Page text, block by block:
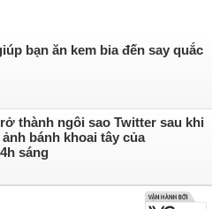
bạn ăn kem bia đến say quắc
thành ngôi sao Twitter sau khi
bánh khoai tây của
sáng